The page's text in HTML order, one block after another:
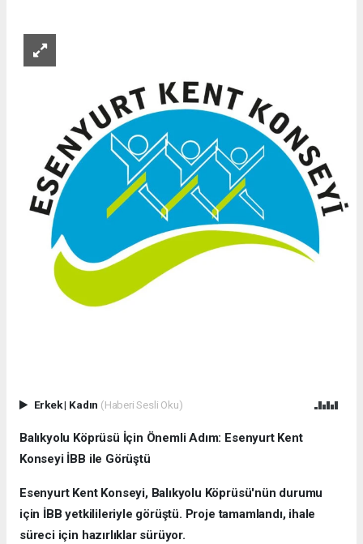
Erkek| Kadın (Haberi Sesli Oku)
Balıkyolu Köprüsü İçin Önemli Adım: Esenyurt Kent
Konseyi İBB ile Görüştü
Esenyurt Kent Konseyi, Balıkyolu Köprüsü'nün durumu
için İBB yetkilileriyle görüştü. Proje tamamlandı, ihale
süreci için hazırlıklar sürüyor.